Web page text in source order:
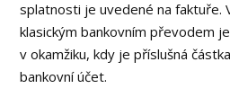
splatnosti je uvedené na faktuře.
klasickým bankovním převodem
v okamžiku, kdy je příslušná
bankovní účet.